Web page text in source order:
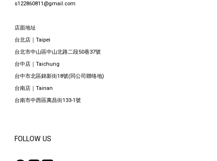
s122860811@gmail.com
店面地址
台北店｜Taipei
台北市中山區中山北路二段50巷37號
台中店｜Taichung
台中市北區錦新街18號(同公司聯络地)
台南店｜Tainan
台南市中西區萬昌街133-1號
FOLLOW US